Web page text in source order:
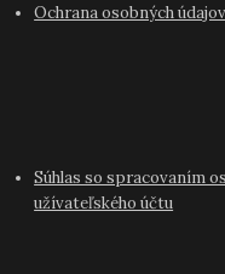
Ochrana osobných údajov
Súhlas so spracovaním
užívateľského účtu